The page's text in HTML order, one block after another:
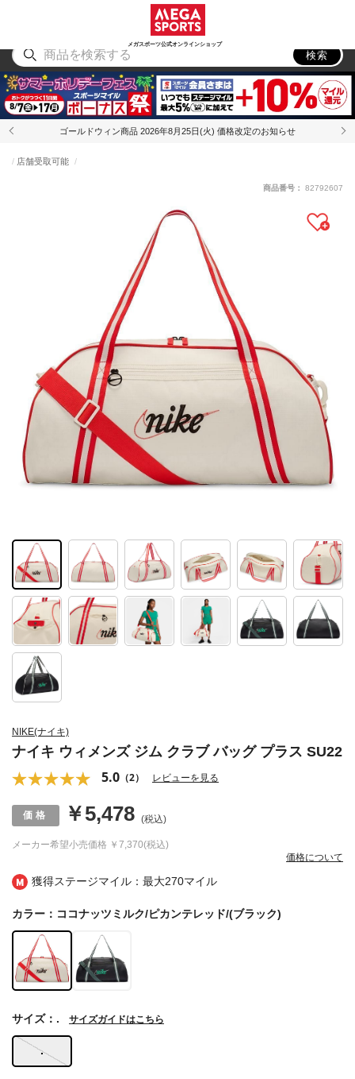
メガスポーツ公式オンラインショップ
アウトドア
検索
ゴールドウィン商品 2026年8月25日(火) 価格改定のお知らせ
獲得ステージマイル：最大270マイル
NIKE(ナイキ)
ナイキ ウィメンズ ジム クラブ バッグ プラス SU22
5.0 （2） レビューを見る
店舗受取可能
メーカー希望小売価格 ￥7,370(税込)
￥5,478 (税込)
価格について
商品番号： 82792607
カラー：ココナッツミルク/ピカンテレッド/(ブラック)
.
サイズ：. サイズガイドはこちら